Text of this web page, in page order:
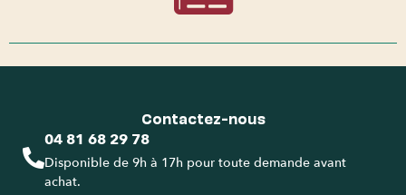
Contactez-nous
04 81 68 29 78
Disponible de 9h à 17h pour toute demande avant
achat.